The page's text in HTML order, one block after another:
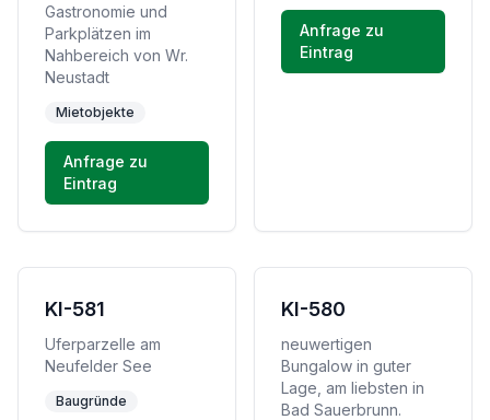
Gastronomie und
Parkplätzen im
Nahbereich von Wr.
Neustadt
Mietobjekte
Anfrage zu
Eintrag
Anfrage zu
Eintrag
KI-581
Uferparzelle am
Neufelder See
Baugründe
KI-580
neuwertigen
Bungalow in guter
Lage, am liebsten in
Bad Sauerbrunn.